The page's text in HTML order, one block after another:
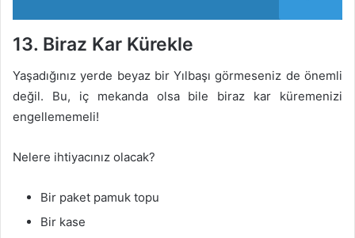
13. Biraz Kar Kürekle
Yaşadığınız yerde beyaz bir Yılbaşı görmeseniz de önemli
değil. Bu, iç mekanda olsa bile biraz kar küremenizi
engellememeli!
Nelere ihtiyacınız olacak?
Bir paket pamuk topu
Bir kase